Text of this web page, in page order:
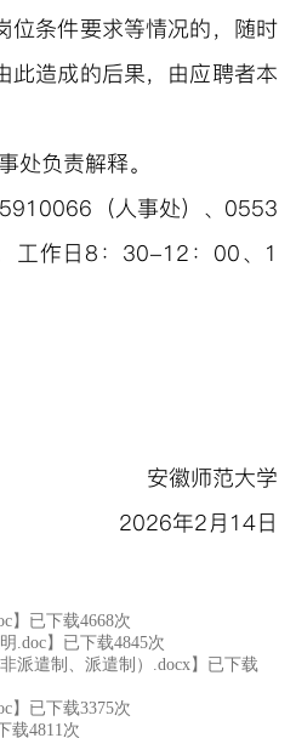
位条件要求等情况的，随时
此造成的后果，由应聘者本
处负责解释。
（人事处）、 0553
工作日8：30-12：00、1
师范大学
2026年2月 14日
】已下载4668次
.doc】已下载4845次
派遣制、派遣制）.docx】已下载
】已下载3375次
载4811次